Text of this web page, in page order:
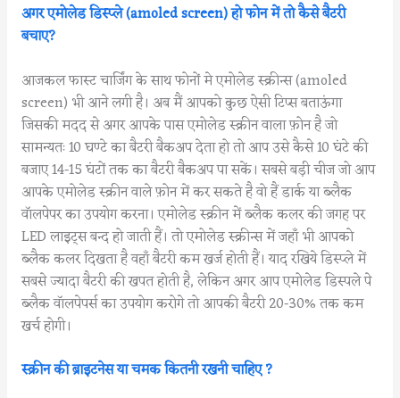
अगर एमोलेड डिस्प्ले (amoled screen) हो फोन में तो कैसे बैटरी
बचाए?
आजकल फास्ट चार्जिंग के साथ फोनों मे एमोलेड स्क्रीन्स (amoled
screen) भी आने लगी है। अब मैं आपको कुछ ऐसी टिप्स बताऊंगा
जिसकी मदद से अगर आपके पास एमोलेड स्क्रीन वाला फ़ोन है जो
सामन्यतः 10 घण्टे का बैटरी बैकअप देता हो तो आप उसे कैसे 10 घंटे की
बजाए 14-15 घंटों तक का बैटरी बैकअप पा सकें। सबसे बड़ी चीज जो आप
आपके एमोलेड स्क्रीन वाले फ़ोन में कर सकते है वो हैं डार्क या ब्लैक
वॉलपेपर का उपयोग करना। एमोलेड स्क्रीन में ब्लैक कलर की जगह पर
LED लाइट्स बन्द हो जाती हैं। तो एमोलेड स्क्रीन्स में जहाँ भी आपको
ब्लैक कलर दिखता है वहाँ बैटरी कम खर्ज होती हैं। याद रखिये डिस्प्ले में
सबसे ज्यादा बैटरी की खपत होती है, लेकिन अगर आप एमोलेड डिस्पले पे
ब्लैक वॉलपेपर्स का उपयोग करोगे तो आपकी बैटरी 20-30% तक कम
खर्च होगी।
स्क्रीन की ब्राइटनेस या चमक कितनी रखनी चाहिए ?